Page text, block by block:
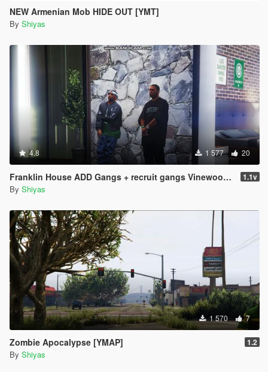
NEW Armenian Mob HIDE OUT [YMT]
By Shiyas
4.8 1 577 20
Franklin House ADD Gangs + recruit gangs Vinewoodhills east.[YMT] 1.1v
By Shiyas
1 570 7
Zombie Apocalypse [YMAP] 1.2
By Shiyas